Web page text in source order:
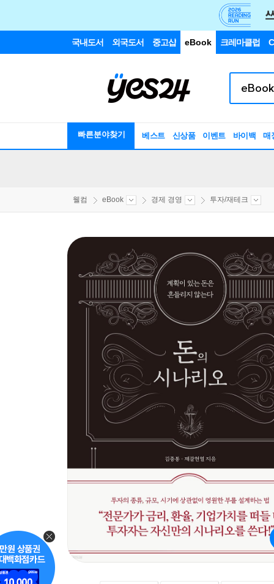
국내도서 외국도서 중고샵 eBook 크레마클럽
빠른분야찾기 베스트 신상품 이벤트 바이백 매
웰컴 eBook 경제 경영 투자/재테크